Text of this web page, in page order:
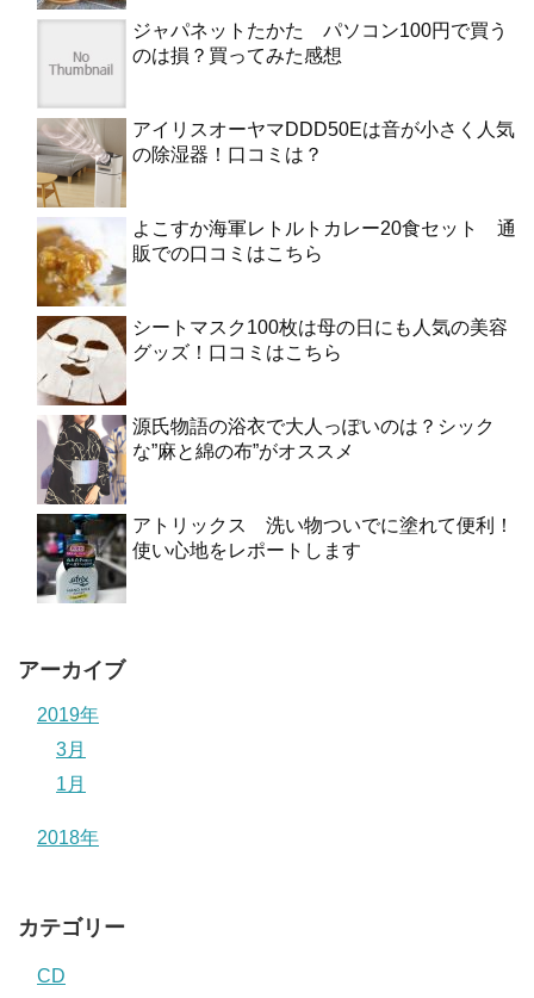
ジャパネットたかた パソコン100円で買う
のは損？買ってみた感想
アイリスオーヤマDDD50Eは音が小さく人気
の除湿器！口コミは？
よこすか海軍レトルトカレー20食セット 通
販での口コミはこちら
シートマスク100枚は母の日にも人気の美容
グッズ！口コミはこちら
源氏物語の浴衣で大人っぽいのは？シック
な”麻と綿の布”がオススメ
アトリックス 洗い物ついでに塗れて便利！
使い心地をレポートします
アーカイブ
2019年
3月
1月
2018年
カテゴリー
CD